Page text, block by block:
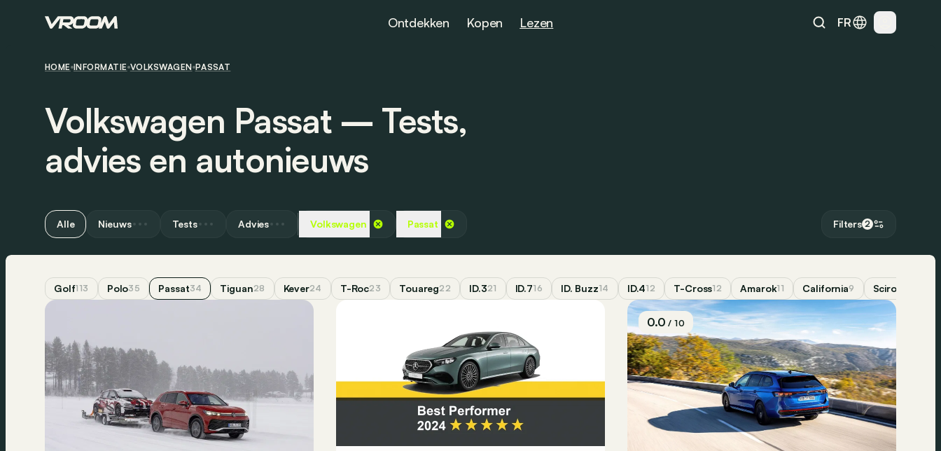
Ontdekken Kopen Lezen FR
HOME INFORMATIE VOLKSWAGEN PASSAT
Volkswagen Passat ― Tests,
advies en autonieuws
Alle Nieuws Tests Advies Volkswagen Passat Filters 2
Golf113 Polo35 Passat34 Tiguan28 Kever24 T-Roc23 Touareg22 ID.321 ID.716 ID. Buzz14 ID.412 T-Cross12 Amarok11 California9 Scirocco
0.0/ 10